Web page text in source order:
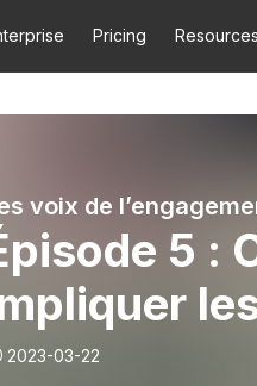
Pricing Resources
voix de
5 :
groupes
2023-03-22